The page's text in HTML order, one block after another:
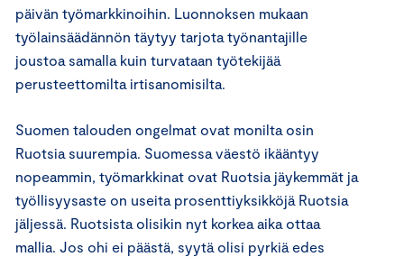
päivän työmarkkinoihin. Luonnoksen mukaan
työlainsäädännön täytyy tarjota työnantajille
joustoa samalla kuin turvataan työtekijää
perusteettomilta irtisanomisilta.
Suomen talouden ongelmat ovat monilta osin
Ruotsia suurempia. Suomessa väestö ikääntyy
nopeammin, työmarkkinat ovat Ruotsia jäykemmät ja
työllisyysaste on useita prosenttiyksikköjä Ruotsia
jäljessä. Ruotsista olisikin nyt korkea aika ottaa
mallia. Jos ohi ei päästä, syytä olisi pyrkiä edes